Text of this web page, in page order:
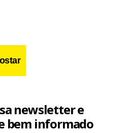
newsletter e
bem informado